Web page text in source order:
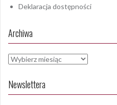
Deklaracja dostępności
Archiwa
Archiwa
Newslettera